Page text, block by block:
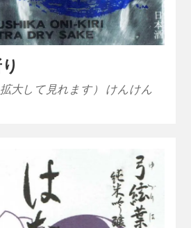
大して見れます） けんけん